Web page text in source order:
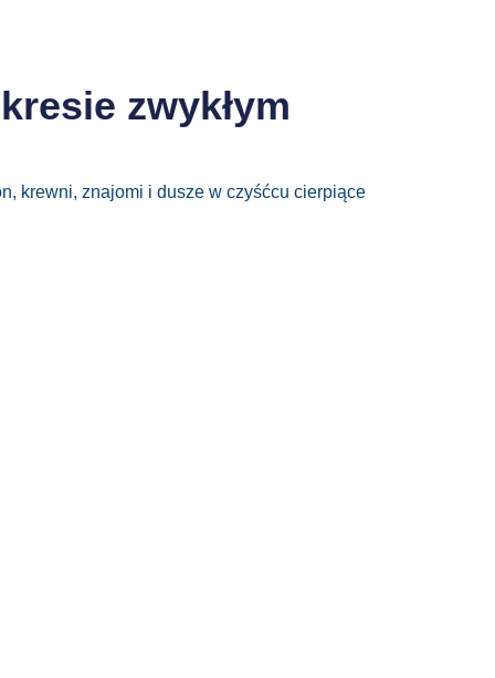
zwykłym
krewni, znajomi i dusze w czyśćcu cierpiące